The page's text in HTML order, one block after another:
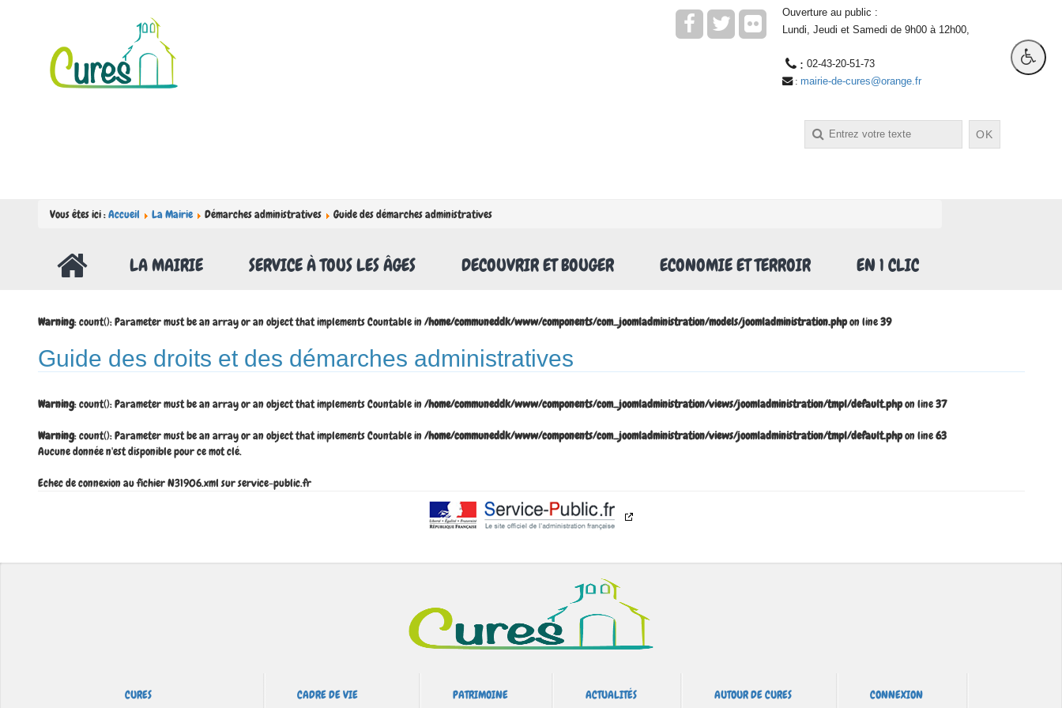
Ouverture au public :
Lundi, Jeudi et Samedi de 9h00 à 12h00,
: 02-43-20-51-73
: mairie-de-cures@orange.fr
OK
Vous êtes ici :Accueil La Mairie Démarches administratives Guide des démarches administratives
LA MAIRIE SERVICE À TOUS LES ÂGES DECOUVRIR ET BOUGER ECONOMIE ET TERROIR EN 1 CLIC
Warning: count(): Parameter must be an array or an object that implements Countable in/home/communeddk/www/components/com_joomladministration/models/joomladministration.phpon line39
Guide des droits et des démarches administratives
Warning: count(): Parameter must be an array or an object that implements Countable in/home/communeddk/www/components/com_joomladministration/views/joomladministration/tmpl/default.phpon line37
Warning: count(): Parameter must be an array or an object that implements Countable in/home/communeddk/www/components/com_joomladministration/views/joomladministration/tmpl/default.phpon line63
Aucune donnée n'est disponible pour ce mot clé.
Echec de connexion au fichier N31906.xml sur service-public.fr
CURES CADRE DE VIE PATRIMOINE ACTUALITÉS AUTOUR DE CURES CONNEXION